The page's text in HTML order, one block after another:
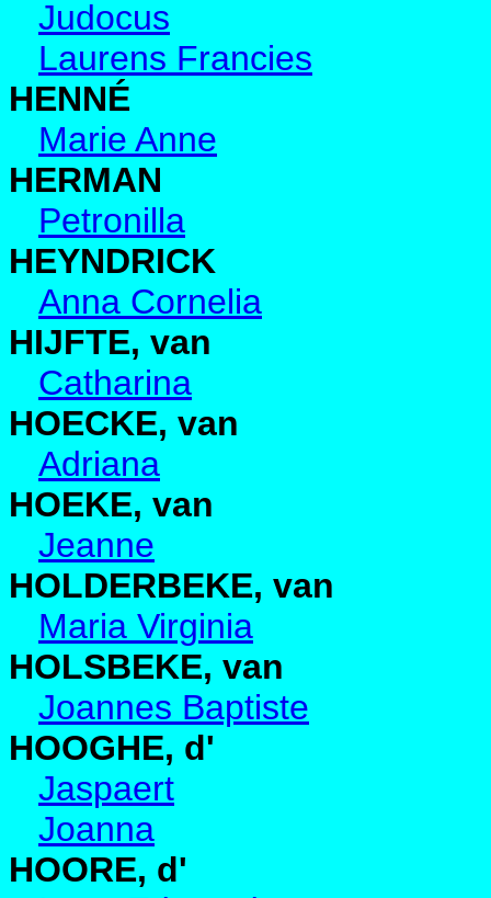
Judocus
Laurens Francies
HENNÉ
Marie Anne
HERMAN
Petronilla
HEYNDRICK
Anna Cornelia
HIJFTE, van
Catharina
HOECKE, van
Adriana
HOEKE, van
Jeanne
HOLDERBEKE, van
Maria Virginia
HOLSBEKE, van
Joannes Baptiste
HOOGHE, d'
Jaspaert
Joanna
HOORE, d'